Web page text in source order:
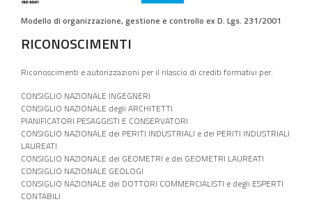
Modello di organizzazione, gestione e controllo ex D. Lgs. 231/2001
RICONOSCIMENTI
Riconoscimenti e autorizzazioni per il rilascio di crediti formativi per:
CONSIGLIO NAZIONALE INGEGNERI
CONSIGLIO NAZIONALE degli ARCHITETTI
PIANIFICATORI PESAGGISTI E CONSERVATORI
CONSIGLIO NAZIONALE dei PERITI INDUSTRIALI e dei PERITI INDUSTRIALI
LAUREATI
CONSIGLIO NAZIONALE dei GEOMETRI e dei GEOMETRI LAUREATI
CONSIGLIO NAZIONALE GEOLOGI
CONSIGLIO NAZIONALE dei DOTTORI COMMERCIALISTI e degli ESPERTI
CONTABILI